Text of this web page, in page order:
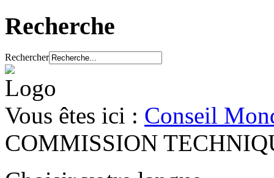
Recherche
Rechercher
Vous êtes ici : Conseil
COMMISSION